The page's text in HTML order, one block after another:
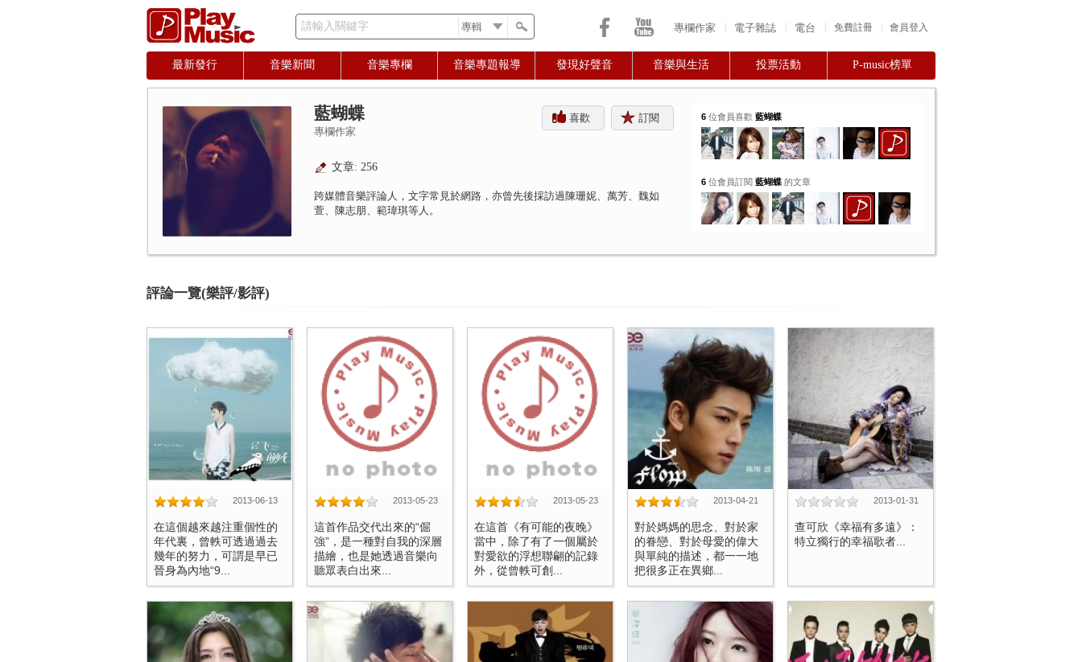
請輸入關鍵字 會員登入
免費註冊
專欄作家 電子雜誌 電台
最新發行 音樂新聞 音樂專欄 音樂專題報導 發現好聲音 音樂與生活 投票活動 P-music榜單
藍蝴蝶 喜歡
訂閱
專欄作家
文章: 256
跨媒體音樂評論人，文字常見於網路，亦曾先後採訪過陳珊妮、萬芳、魏如
萱、陳志朋、範瑋琪等人。
6位會員喜歡 藍蝴蝶
6位會員訂閱 藍蝴蝶的文章
評論一覽(樂評/影評)
2013-06-13
在這個越來越注重個性的
年代裏，曾軼可透過過去
幾年的努力，可謂是早已
晉身為內地“9...
2013-05-23
這首作品交代出來的“倔
強”，是一種對自我的深層
描繪，也是她透過音樂向
聽眾表白出來...
2013-05-23
在這首《有可能的夜晚》
當中，除了有了一個屬於
對愛欲的浮想聯翩的記錄
外，從曾軼可創...
2013-04-21
對於媽媽的思念、對於家
的眷戀、對於母愛的偉大
與單純的描述，都一一地
把很多正在異鄉...
2013-01-31
查可欣《幸福有多遠》：
特立獨行的幸福歌者...